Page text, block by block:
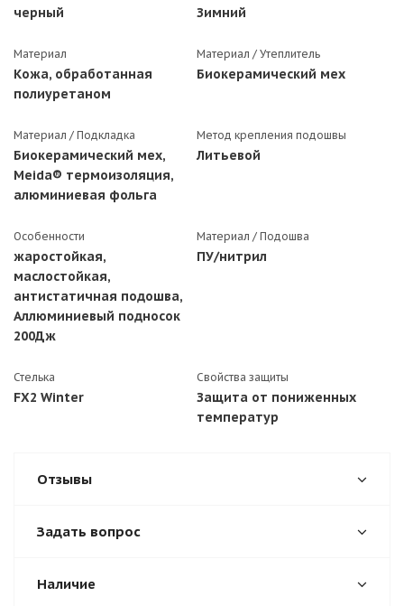
черный Зимний
Материал
Кожа, обработанная
полиуретаном
Материал / Утеплитель
Биокерамический мех
Материал / Подкладка
Биокерамический мех,
Meida® термоизоляция,
алюминиевая фольга
Метод крепления подошвы
Литьевой
Особенности
жаростойкая,
маслостойкая,
антистатичная подошва,
Аллюминиевый подносок
200Дж
Материал / Подошва
ПУ/нитрил
Стелька
FX2 Winter
Свойства защиты
Защита от пониженных
температур
Отзывы
Задать вопрос
Наличие